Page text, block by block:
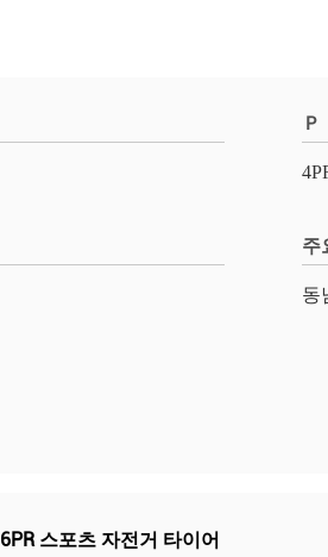
Ｐ
주
동
6PR 스포츠 자전거 타이어